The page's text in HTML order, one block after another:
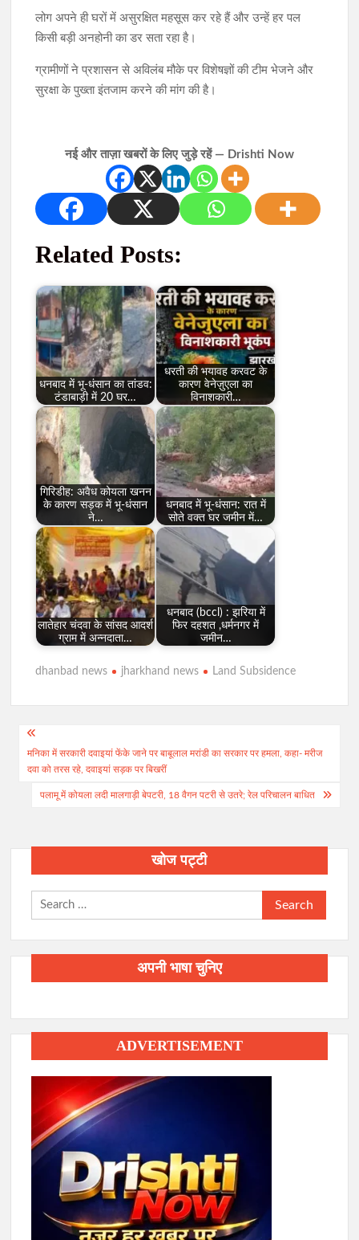
लोग अपने ही घरों में असुरक्षित महसूस कर रहे हैं और उन्हें हर पल
किसी बड़ी अनहोनी का डर सता रहा है।
ग्रामीणों ने प्रशासन से अविलंब मौके पर विशेषज्ञों की टीम भेजने और
सुरक्षा के पुख्ता इंतजाम करने की मांग की है।
नई और ताज़ा खबरों के लिए जुड़े रहें — Drishti Now
Related Posts:
धनबाद में भू-धंसान का तांडव:
टंडाबाड़ी में 20 घर…
धरती की भयावह करवट के
कारण वेनेज़ुएला का
विनाशकारी…
गिरिडीह: अवैध कोयला खनन
के कारण सड़क में भू-धंसान
ने…
धनबाद में भू-धंसान: रात में
सोते वक्त घर जमीन में…
लातेहार चंदवा के सांसद आदर्श
ग्राम में अन्नदाता…
धनबाद (bccl) : झरिया में
फिर दहशत ,धर्मनगर में
जमीन…
dhanbad news jharkhand news Land Subsidence
Post
navigation
मनिका में सरकारी दवाइयां फेंके जाने पर बाबूलाल मरांडी का सरकार पर हमला, कहा- मरीज
दवा को तरस रहे, दवाइयां सड़क पर बिखरीं
पलामू में कोयला लदी मालगाड़ी बेपटरी, 18 वैगन पटरी से उतरे; रेल परिचालन बाधित
खोज पट्टी
Search
for:
अपनी भाषा चुनिए
ADVERTISEMENT